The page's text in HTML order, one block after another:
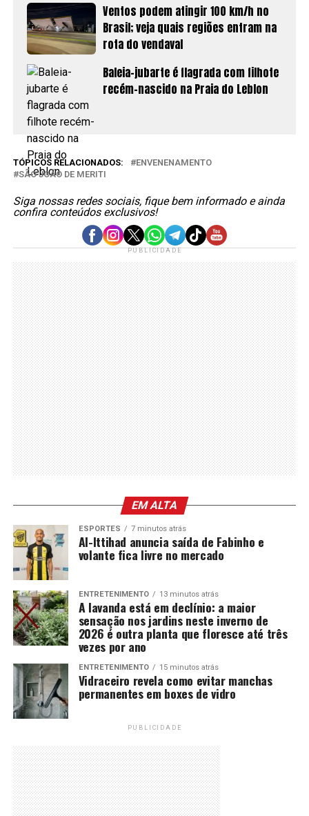
Ventos podem atingir 100 km/h no
Brasil; veja quais regiões entram na
rota do vendaval
Baleia-jubarte é flagrada com filhote
recém-nascido na Praia do Leblon
TÓPICOS RELACIONADOS:
ENVENENAMENTO
SÃO JOÃO DE MERITI
Siga nossas redes sociais, fique bem informado e ainda
confira conteúdos exclusivos!
PUBLICIDADE
EM ALTA
ESPORTES 7 minutos atrás
Al-Ittihad anuncia saída de Fabinho e
volante fica livre no mercado
ENTRETENIMENTO 13 minutos atrás
A lavanda está em declínio: a maior
sensação nos jardins neste inverno de
2026 é outra planta que floresce até três
vezes por ano
ENTRETENIMENTO 15 minutos atrás
Vidraceiro revela como evitar manchas
permanentes em boxes de vidro
PUBLICIDADE